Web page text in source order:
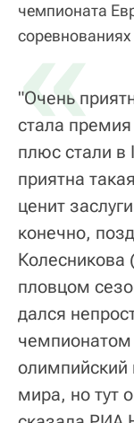
чемпионата
соревнованиях
«
"Очень
стала
плюс стали в
приятна
ценит
конечно,
Колесникова
пловцом
дался
чемпионатом
олимпийский
мира, но тут